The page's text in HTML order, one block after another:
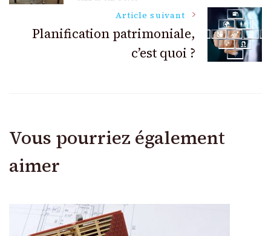
articles
Article suivant
Planification patrimoniale,
c’est quoi ?
Vous pourriez également
aimer